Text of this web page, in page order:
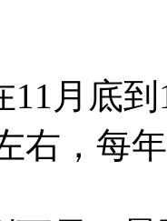
11月底
右，每